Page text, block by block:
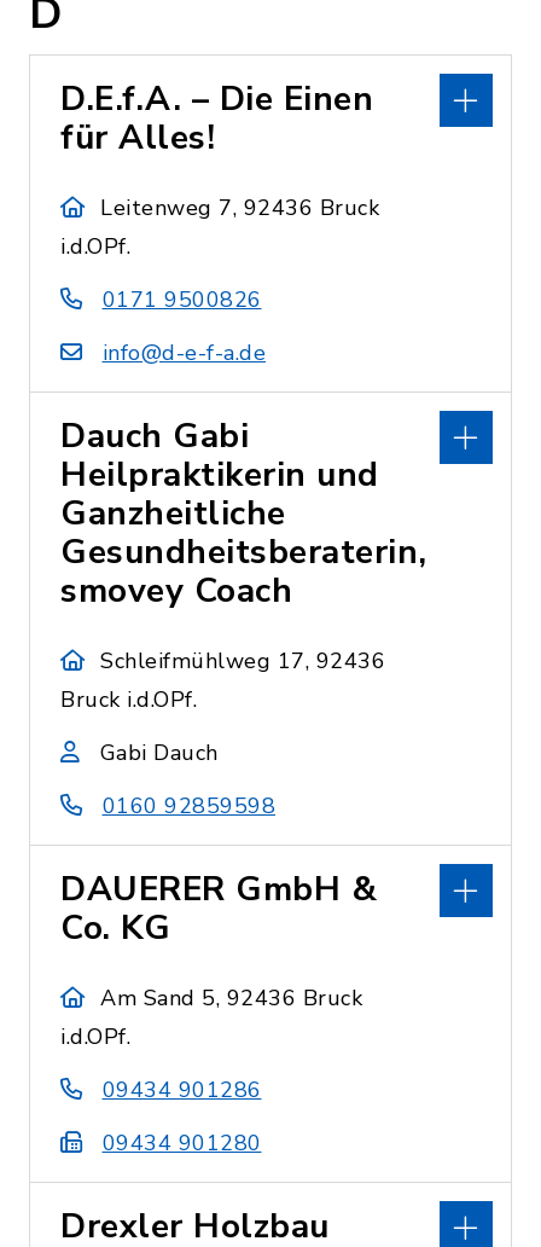
D
D.E.f.A. – Die Einen
für Alles!
Leitenweg 7, 92436 Bruck
i.d.OPf.
0171 9500826
info@d-e-f-a.de
Dauch Gabi
Heilpraktikerin und
Ganzheitliche
Gesundheitsberaterin,
smovey Coach
Schleifmühlweg 17, 92436
Bruck i.d.OPf.
Gabi Dauch
0160 92859598
DAUERER GmbH &
Co. KG
Am Sand 5, 92436 Bruck
i.d.OPf.
09434 901286
09434 901280
Drexler Holzbau